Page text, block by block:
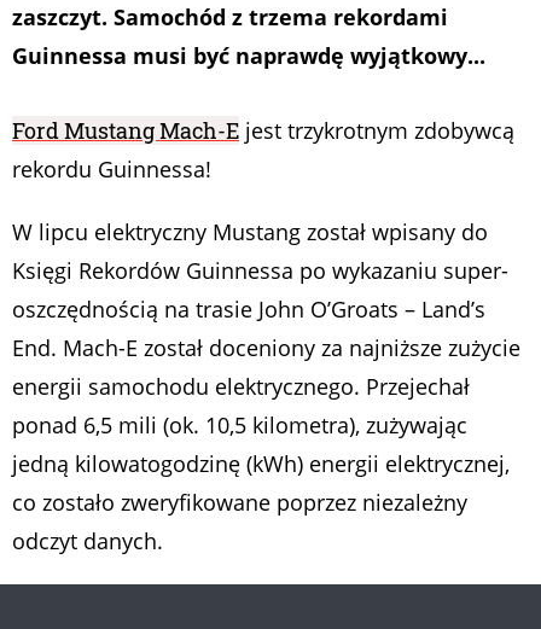
zaszczyt. Samochód z trzema rekordami
Guinnessa musi być naprawdę wyjątkowy...
Ford Mustang Mach-E jest trzykrotnym zdobywcą
rekordu Guinnessa!
W lipcu elektryczny Mustang został wpisany do
Księgi Rekordów Guinnessa po wykazaniu super-
oszczędnością na trasie John O’Groats – Land’s
End. Mach-E został doceniony za najniższe zużycie
energii samochodu elektrycznego. Przejechał
ponad 6,5 mili (ok. 10,5 kilometra), zużywając
jedną kilowatogodzinę (kWh) energii elektrycznej,
co zostało zweryfikowane poprzez niezależny
odczyt danych.